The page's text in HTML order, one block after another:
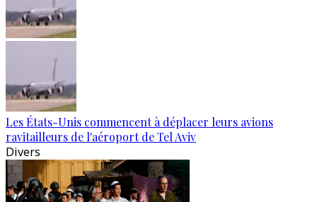
Les États-Unis commencent à déplacer leurs avions
ravitailleurs de l'aéroport de Tel Aviv
Divers